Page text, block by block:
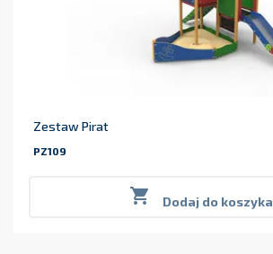
Zestaw Pirat
PZ109
 Dodaj do koszyka